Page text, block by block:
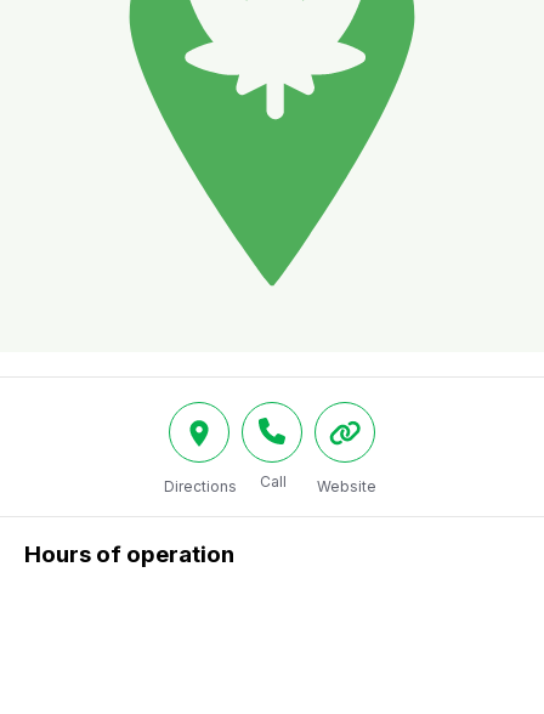
Directions Call Website
Hours of operation